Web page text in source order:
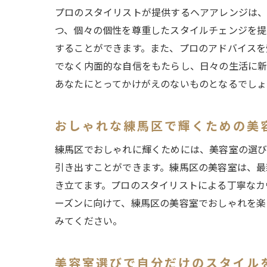
プロのスタイリストが提供するヘアアレンジは
つ、個々の個性を尊重したスタイルチェンジを
することができます。また、プロのアドバイス
でなく内面的な自信をもたらし、日々の生活に
あなたにとってかけがえのないものとなるでし
おしゃれな練馬区で輝くための美
練馬区でおしゃれに輝くためには、美容室の選
引き出すことができます。練馬区の美容室は、
き立てます。プロのスタイリストによる丁寧な
ーズンに向けて、練馬区の美容室でおしゃれを
みてください。
美容室選びで自分だけのスタイル